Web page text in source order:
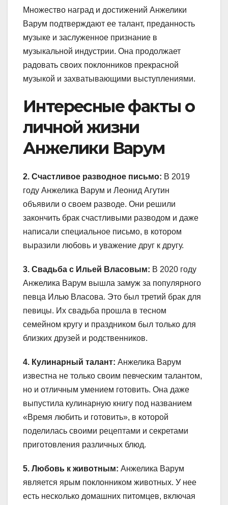
Множество наград и достижений Анжелики
Варум подтверждают ее талант, преданность
музыке и заслуженное признание в
музыкальной индустрии. Она продолжает
радовать своих поклонников прекрасной
музыкой и захватывающими выступлениями.
Интересные факты о
личной жизни
Анжелики Варум
2. Счастливое разводное письмо: В 2019
году Анжелика Варум и Леонид Агутин
объявили о своем разводе. Они решили
закончить брак счастливыми разводом и даже
написали специальное письмо, в котором
выразили любовь и уважение друг к другу.
3. Свадьба с Ильей Власовым: В 2020 году
Анжелика Варум вышла замуж за популярного
певца Илью Власова. Это был третий брак для
певицы. Их свадьба прошла в тесном
семейном кругу и праздником был только для
близких друзей и родственников.
4. Кулинарный талант: Анжелика Варум
известна не только своим певческим талантом,
но и отличным умением готовить. Она даже
выпустила кулинарную книгу под названием
«Время любить и готовить», в которой
поделилась своими рецептами и секретами
приготовления различных блюд.
5. Любовь к животным: Анжелика Варум
является ярым поклонником животных. У нее
есть несколько домашних питомцев, включая